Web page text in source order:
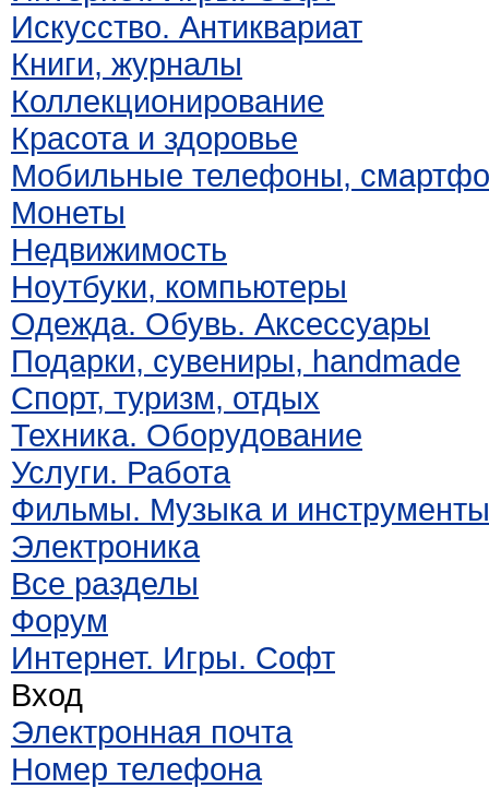
Искусство. Антиквариат
Книги, журналы
Коллекционирование
Красота и здоровье
Мобильные телефоны,
Монеты
Недвижимость
Ноутбуки, компьютеры
Одежда. Обувь. Аксессуары
Подарки, сувениры, handmade
Спорт, туризм, отдых
Техника. Оборудование
Услуги. Работа
Фильмы. Музыка и инструменты
Электроника
Все разделы
Форум
Интернет. Игры. Софт
Вход
Электронная почта
Номер телефона